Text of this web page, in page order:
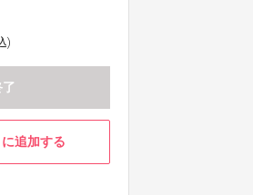
)
追加する